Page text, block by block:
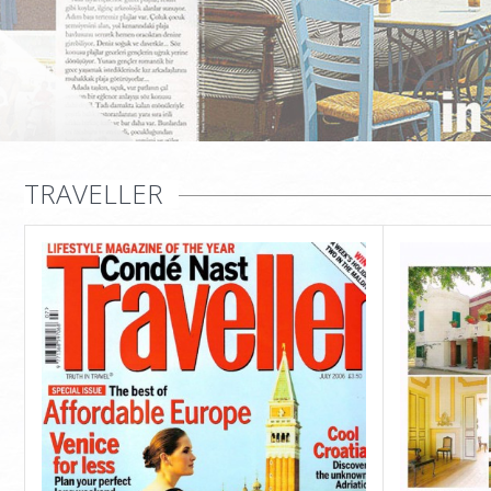
TRAVELLER